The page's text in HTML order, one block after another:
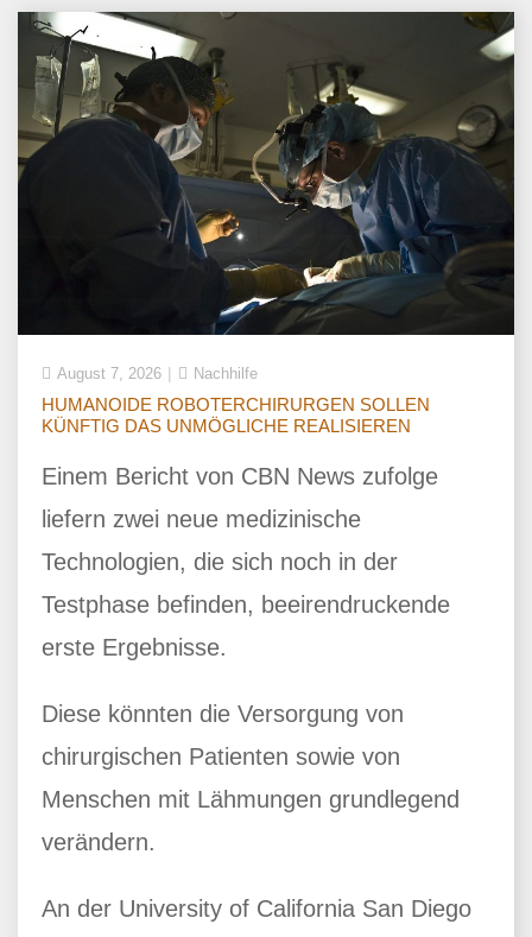
August 7, 2026 Nachhilfe
HUMANOIDE ROBOTERCHIRURGEN SOLLEN
KÜNFTIG DAS UNMÖGLICHE REALISIEREN
Einem Bericht von CBN News zufolge
liefern zwei neue medizinische
Technologien, die sich noch in der
Testphase befinden, beeirendruckende
erste Ergebnisse.
Diese könnten die Versorgung von
chirurgischen Patienten sowie von
Menschen mit Lähmungen grundlegend
verändern.
An der University of California San Diego